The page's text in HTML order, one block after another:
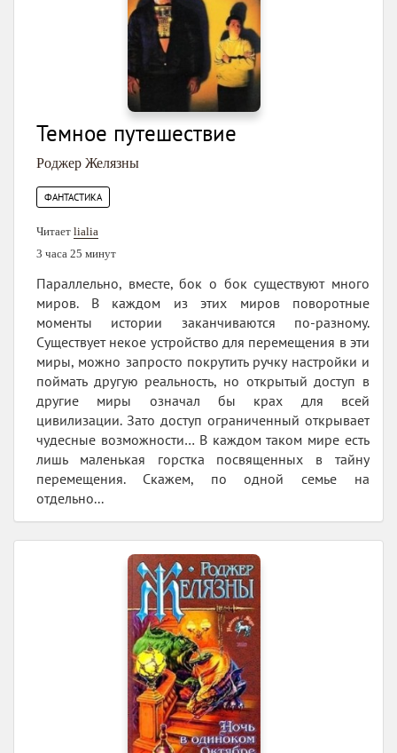
Темное путешествие
Роджер Желязны
ФАНТАСТИКА
Читает lialia
3 часа 25 минут
Параллельно, вместе, бок о бок существуют много
миров. В каждом из этих миров поворотные
моменты истории заканчиваются по-разному.
Существует некое устройство для перемещения в эти
миры, можно запросто покрутить ручку настройки и
поймать другую реальность, но открытый доступ в
другие миры означал бы крах для всей
цивилизации. Зато доступ ограниченный открывает
чудесные возможности… В каждом таком мире есть
лишь маленькая горстка посвященных в тайну
перемещения. Скажем, по одной семье на
отдельно...